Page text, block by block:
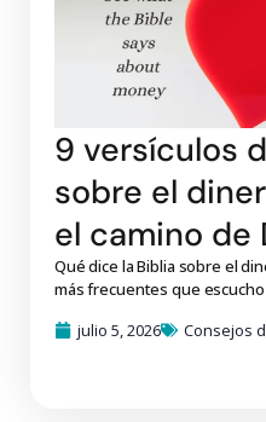
9 versículos
sobre el
el camino de
Qué dice la Biblia sobre el
más frecuentes que
julio 5, 2026
Consejos